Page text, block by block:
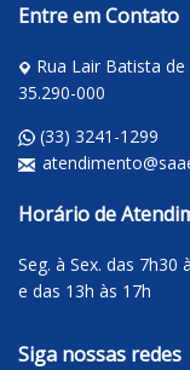
Entre em Contato
Rua Lair Batista
35.290-000
(33) 3241-1299
Horário de
Seg. à Sex. das 7h30
e das 13h às 17h
Siga nossas redes